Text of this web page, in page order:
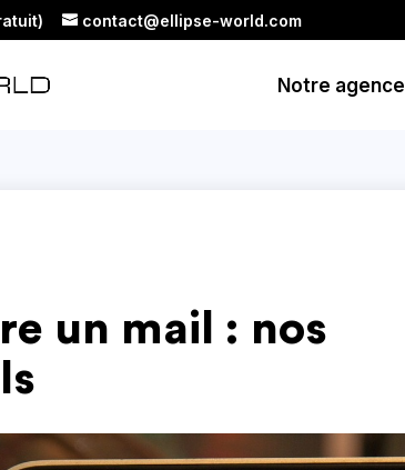
contact@ellipse-world.com
Notre agence
un mail : nos